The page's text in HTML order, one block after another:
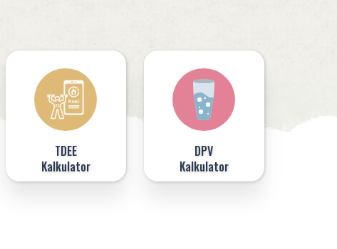
TDEE
Kalkulator
DPV
Kalkulator